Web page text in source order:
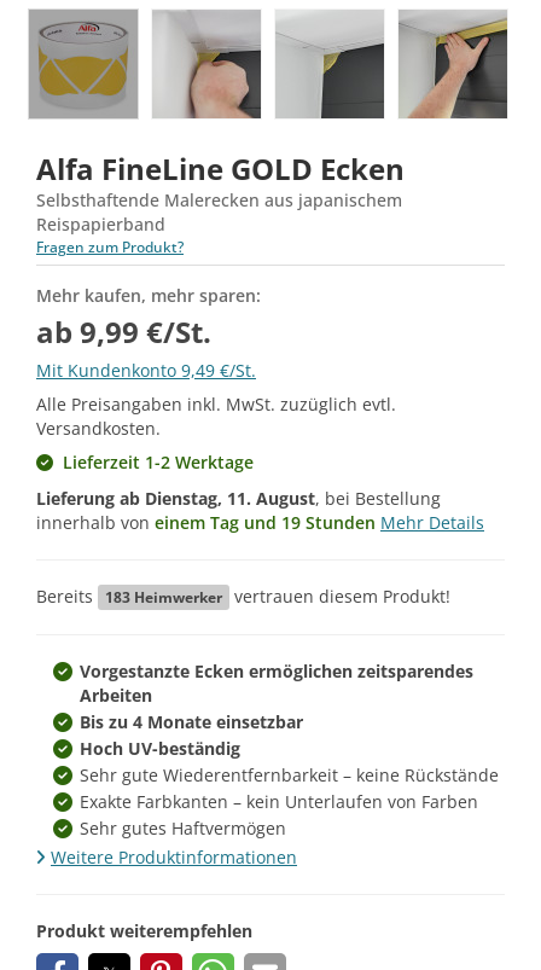
Alfa FineLine GOLD Ecken
Selbsthaftende Malerecken aus japanischem
Reispapierband
Fragen zum Produkt?
Mehr kaufen, mehr sparen:
ab 9,99 €/St.
Mit Kundenkonto 9,49 €/St.
Alle Preisangaben inkl. MwSt. zuzüglich evtl.
Versandkosten.
Lieferzeit 1-2 Werktage
Lieferung ab Dienstag, 11. August, bei Bestellung
innerhalb von einem Tag und 19 Stunden Mehr Details
Bereits 183 Heimwerker vertrauen diesem Produkt!
Vorgestanzte Ecken ermöglichen zeitsparendes
Arbeiten
Bis zu 4 Monate einsetzbar
Hoch UV-beständig
Sehr gute Wiederentfernbarkeit – keine Rückstände
Exakte Farbkanten – kein Unterlaufen von Farben
Sehr gutes Haftvermögen
Weitere Produktinformationen
Produkt weiterempfehlen